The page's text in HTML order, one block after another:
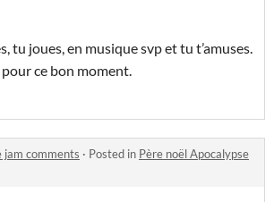
tu joues, en musique svp et tu t’amuses.
ce bon moment.
jam comments · Posted in Père noël Apocalypse